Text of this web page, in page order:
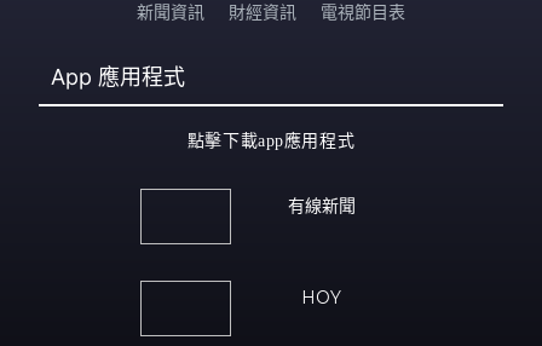
新聞資訊 財經資訊 電視節目表
App 應用程式
點擊下載app應用程式
有線新聞
HOY